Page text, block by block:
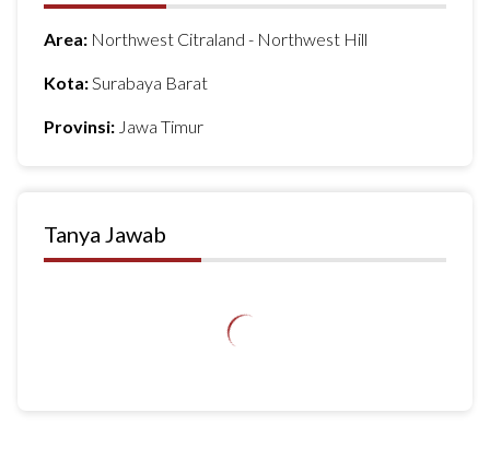
Area: Northwest Citraland - Northwest Hill
Kota:Surabaya Barat
Provinsi: Jawa Timur
Tanya Jawab